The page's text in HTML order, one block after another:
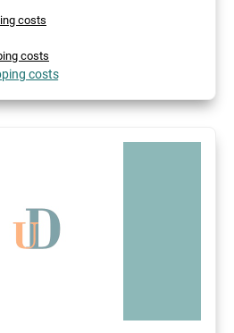
costs
costs
costs